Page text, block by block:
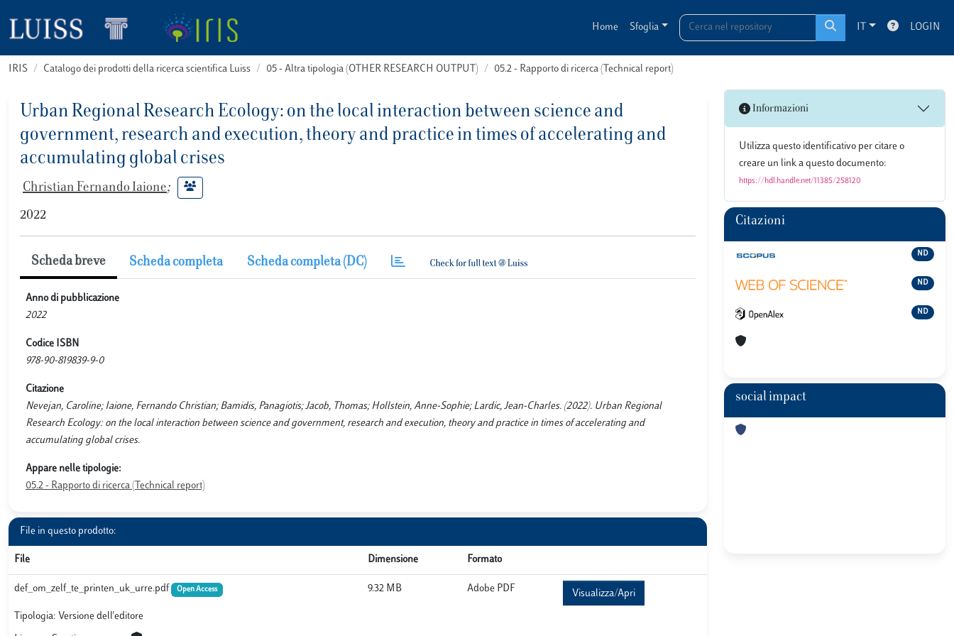
Home Sfoglia IT LOGIN
IRIS Catalogo dei prodotti della ricerca scientifica Luiss 05 - Altra tipologia (OTHER RESEARCH OUTPUT) 05.2 - Rapporto di ricerca (Technical report)
Urban Regional Research Ecology: on the local interaction between science and
government, research and execution, theory and practice in times of accelerating and
accumulating global crises
Christian Fernando Iaione;
2022
Scheda breve Scheda completa Scheda completa (DC)
Anno di pubblicazione
2022
Codice ISBN
978-90-819839-9-0
Citazione
Nevejan, Caroline; Iaione, Fernando Christian; Bamidis, Panagiotis; Jacob, Thomas; Hollstein, Anne-Sophie; Lardic, Jean-Charles. (2022). Urban Regional
Research Ecology: on the local interaction between science and government, research and execution, theory and practice in times of accelerating and
accumulating global crises.
Appare nelle tipologie:
05.2 - Rapporto di ricerca (Technical report)
File in questo prodotto:
File Dimensione Formato
def_om_zelf_te_printen_uk_urre.pdf Open Access
Tipologia: Versione dell'editore
9.32 MB Adobe PDF Visualizza/Apri
Informazioni
Utilizza questo identificativo per citare o
creare un link a questo documento:
https://hdl.handle.net/11385/258120
Citazioni
ND
ND
ND
social impact